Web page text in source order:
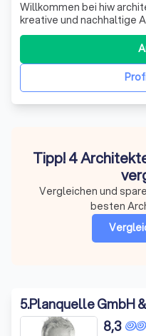
Willkommen bei hiw
kreative und nachhaltige
gestalten nicht nur
Industriebauten, sondern
kommunale Projekte.
ständigen Dialog mit
Tipp! 4
Vergleichen und
besten
5.Planquelle GmbH
8,3